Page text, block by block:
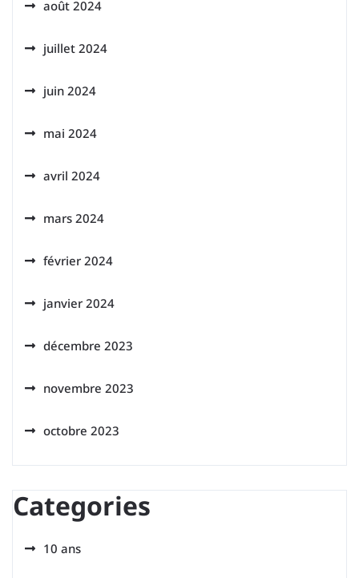
août 2024
juillet 2024
juin 2024
mai 2024
avril 2024
mars 2024
février 2024
janvier 2024
décembre 2023
novembre 2023
octobre 2023
Categories
10 ans